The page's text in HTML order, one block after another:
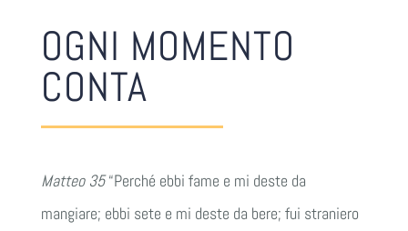
OGNI MOMENTO
CONTA
Matteo 35“Perché ebbi fame e mi deste da
mangiare; ebbi sete e mi deste da bere; fui straniero